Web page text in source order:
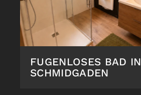
FUGENLOSES BAD IN
SCHMIDGADEN